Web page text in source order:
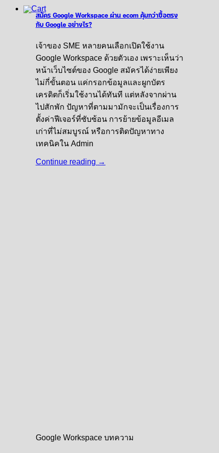
สมัคร Google Workspace ผ่าน ecom คุ้มกว่าซื้อตรง
กับ Google อย่างไร?
เจ้าของ SME หลายคนเลือกเปิดใช้งาน
Google Workspace ด้วยตัวเอง เพราะเห็นว่า
หน้าเว็บไซต์ของ Google สมัครได้ง่ายเพียง
ไม่กี่ขั้นตอน แค่กรอกข้อมูลและผูกบัตร
เครดิตก็เริ่มใช้งานได้ทันที แต่หลังจากผ่าน
ไปสักพัก ปัญหาที่ตามมามักจะเป็นเรื่องการ
ตั้งค่าฟีเจอร์ที่ซับซ้อน การย้ายข้อมูลอีเมล
เก่าที่ไม่สมบูรณ์ หรือการติดปัญหาทาง
เทคนิคใน Admin
Continue reading →
Google Workspace บทความ